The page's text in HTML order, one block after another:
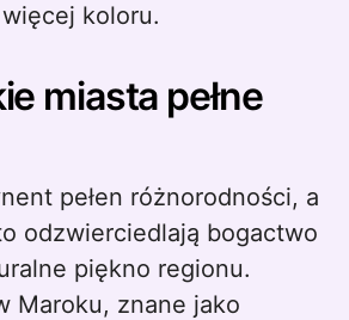
koloru.
miasta pełne
pełen różnorodności, a
odzwierciedlają bogactwo
piękno regionu.
Maroku, znane jako